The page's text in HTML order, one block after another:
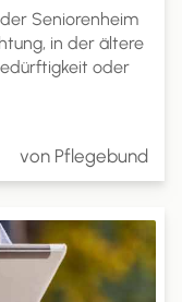
Seniorenheim
in der ältere
oder
Pflege
von Pflegebund